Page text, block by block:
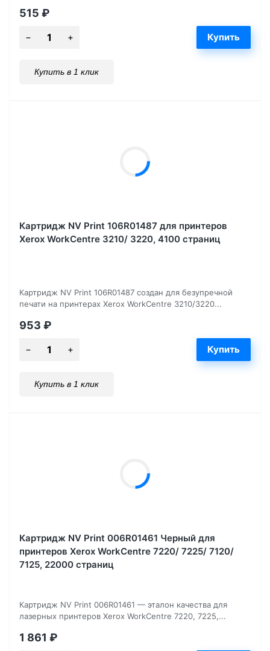
515 ₽
Купить в 1 клик
Картридж NV Print 106R01487 для принтеров
Xerox WorkCentre 3210/ 3220, 4100 страниц
Картридж NV Print 106R01487 создан для безупречной
печати на принтерах Xerox WorkCentre 3210/3220...
953 ₽
Купить в 1 клик
Картридж NV Print 006R01461 Черный для
принтеров Xerox WorkCentre 7220/ 7225/ 7120/
7125, 22000 страниц
Картридж NV Print 006R01461 — эталон качества для
лазерных принтеров Xerox WorkCentre 7220, 7225,...
1 861 ₽